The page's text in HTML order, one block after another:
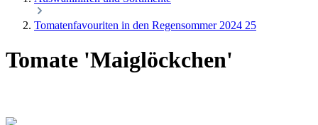
Tomatenfavouriten in den Regensommer 2024 25
Tomate 'Maiglöckchen'